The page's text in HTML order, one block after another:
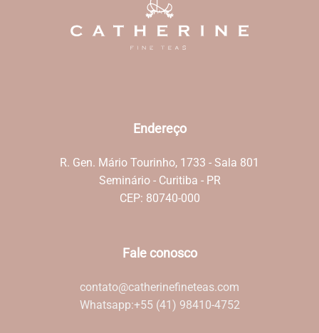
Endereço
R. Gen. Mário Tourinho, 1733 - Sala 801
Seminário - Curitiba - PR
CEP: 80740-000
Fale conosco
contato@catherinefineteas.com
Whatsapp:+55 (41) 98410-4752